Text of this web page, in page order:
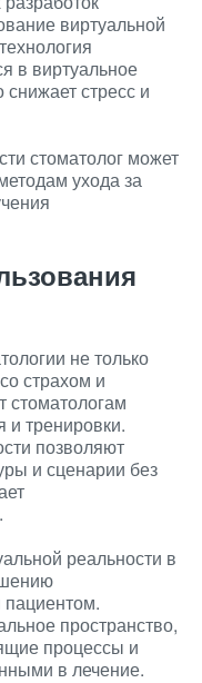
виртуальной
в виртуальное
стресс и
стоматолог может
ухода за
не только
страхом и
стоматологам
и тренировки.
позволяют
и сценарии без
реальности в
пространство,
процессы и
в лечение.